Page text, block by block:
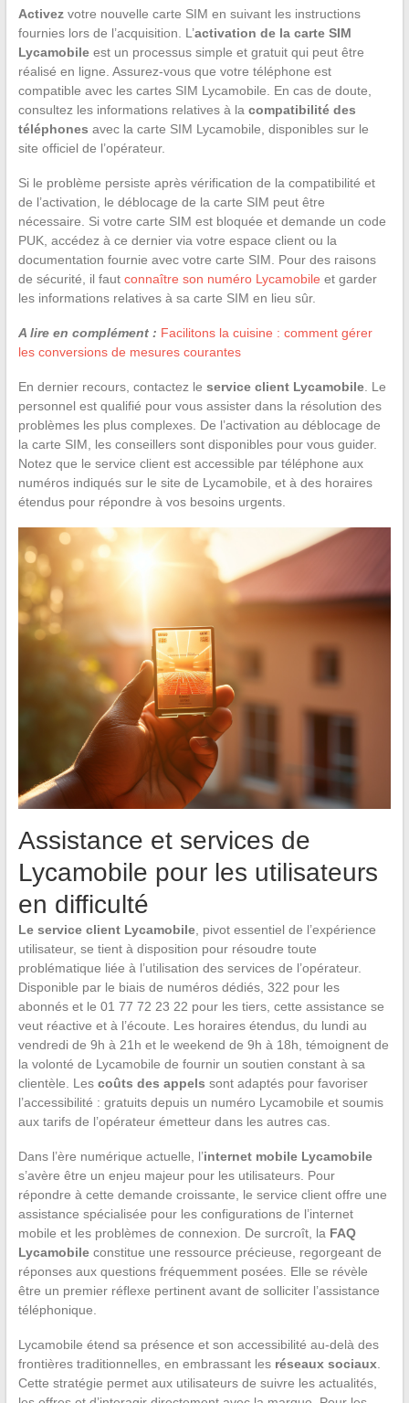
Activezvotre nouvelle carte SIM en suivant les instructions
fournies lors de l’acquisition. L’activation de la carte SIM
Lycamobileest un processus simple et gratuit qui peut être
réalisé en ligne. Assurez-vous que votre téléphone est
compatible avec les cartes SIM Lycamobile. En cas de doute,
consultez les informations relatives à la compatibilité des
téléphones avec la carte SIM Lycamobile, disponibles sur le
site officiel de l’opérateur.
Si le problème persiste après vérification de la compatibilité et
de l’activation, le déblocage de la carte SIM peut être
nécessaire. Si votre carte SIM est bloquée et demande un code
PUK, accédez à ce dernier via votre espace client ou la
documentation fournie avec votre carte SIM. Pour des raisons
de sécurité, il faut connaître son numéro Lycamobile et garder
les informations relatives à sa carte SIM en lieu sûr.
A lire en complément : Facilitons la cuisine : comment gérer
les conversions de mesures courantes
En dernier recours, contactez le service client Lycamobile. Le
personnel est qualifié pour vous assister dans la résolution des
problèmes les plus complexes. De l’activation au déblocage de
la carte SIM, les conseillers sont disponibles pour vous guider.
Notez que le service client est accessible par téléphone aux
numéros indiqués sur le site de Lycamobile, et à des horaires
étendus pour répondre à vos besoins urgents.
Assistance et services de
Lycamobile pour les utilisateurs
en difficulté
Le service client Lycamobile, pivot essentiel de l’expérience
utilisateur, se tient à disposition pour résoudre toute
problématique liée à l’utilisation des services de l’opérateur.
Disponible par le biais de numéros dédiés, 322 pour les
abonnés et le 01 77 72 23 22 pour les tiers, cette assistance se
veut réactive et à l’écoute. Les horaires étendus, du lundi au
vendredi de 9h à 21h et le weekend de 9h à 18h, témoignent de
la volonté de Lycamobile de fournir un soutien constant à sa
clientèle. Les coûts des appels sont adaptés pour favoriser
l’accessibilité : gratuits depuis un numéro Lycamobile et soumis
aux tarifs de l’opérateur émetteur dans les autres cas.
Dans l’ère numérique actuelle, l’internet mobile Lycamobile
s’avère être un enjeu majeur pour les utilisateurs. Pour
répondre à cette demande croissante, le service client offre une
assistance spécialisée pour les configurations de l’internet
mobile et les problèmes de connexion. De surcroît, la FAQ
Lycamobileconstitue une ressource précieuse, regorgeant de
réponses aux questions fréquemment posées. Elle se révèle
être un premier réflexe pertinent avant de solliciter l’assistance
téléphonique.
Lycamobile étend sa présence et son accessibilité au-delà des
frontières traditionnelles, en embrassant les réseaux sociaux.
Cette stratégie permet aux utilisateurs de suivre les actualités,